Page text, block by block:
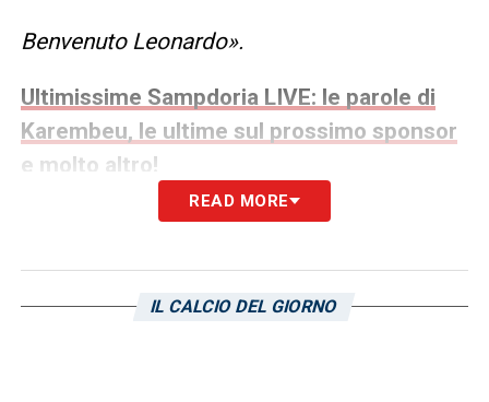
Benvenuto Leonardo».
Ultimissime Sampdoria LIVE: le parole di
Karembeu, le ultime sul prossimo sponsor
e molto altro!
READ MORE
IL CALCIO DEL GIORNO